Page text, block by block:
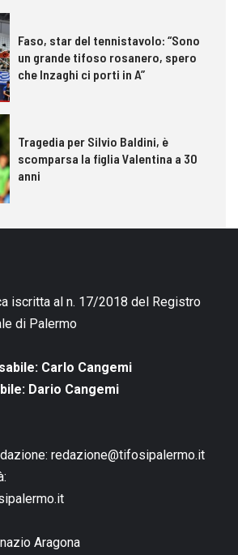
Faso, star del tennistavolo: “Sono
un grande tifoso rosanero, spero
che Inzaghi ci porti in A”
Tragedia per Silvio Baldini, è
scomparsa la figlia Valentina a 30
anni
iscritta al n. 17/2018 del Registro
di Palermo
Carlo Cangemi
Dario Cangemi
redazione@tifosipalermo.it
Aragona